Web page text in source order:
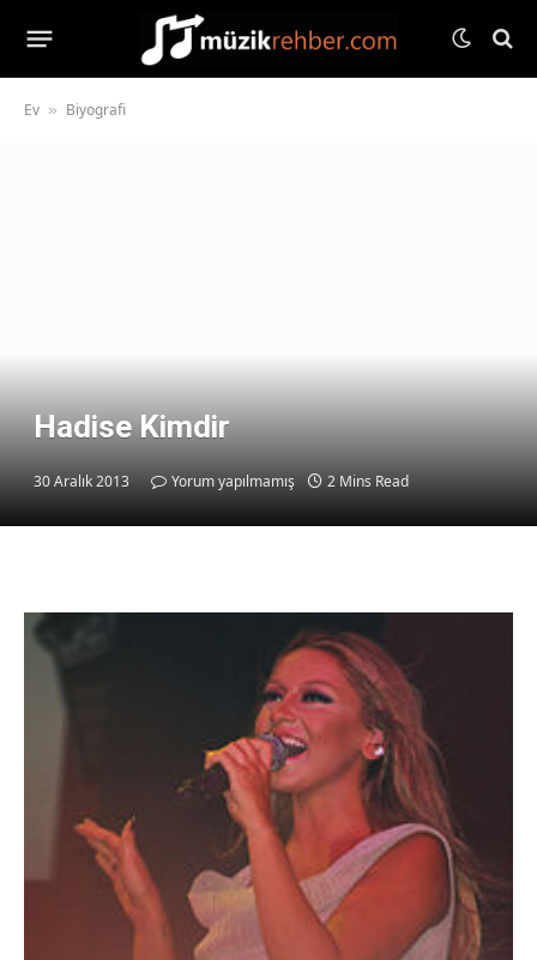
Ev » Biyografi
Hadise Kimdir
30 Aralık 2013 Yorum yapılmamış 2 Mins Read